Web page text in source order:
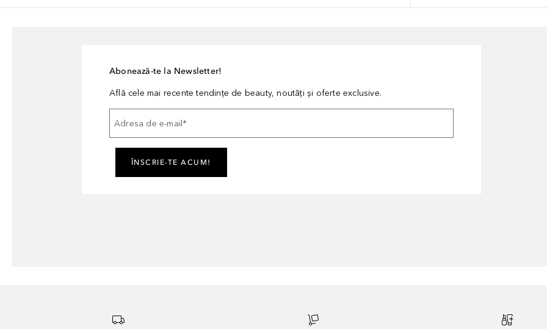
Abonează-te la Newsletter!
Află cele mai recente tendințe de beauty, noutăți și oferte exclusive.
Adresa de e-mail *
ÎNSCRIE-TE ACUM!